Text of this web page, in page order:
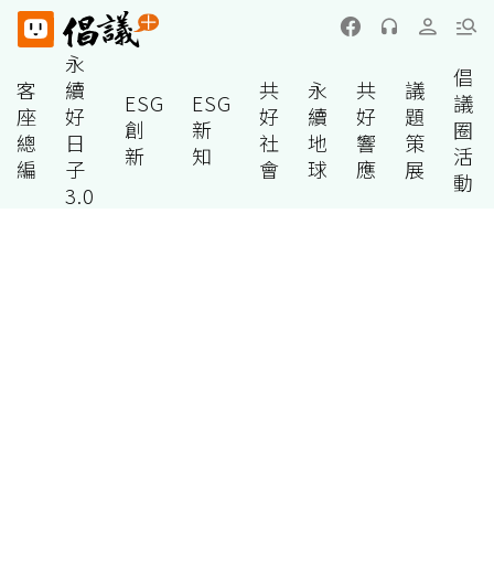
客
座
總
編
永
續
好
日
子
3.0
ESG
創
新
ESG
新
知
共
好
社
會
永
續
地
球
共
好
響
應
議
題
策
展
倡
議
圈
活
動